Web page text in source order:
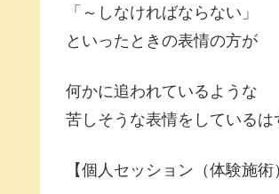
「～しなければならない」
といったときの表情の方が
何かに追われているような
苦しそうな表情をしているは
【個人セッション（体験施